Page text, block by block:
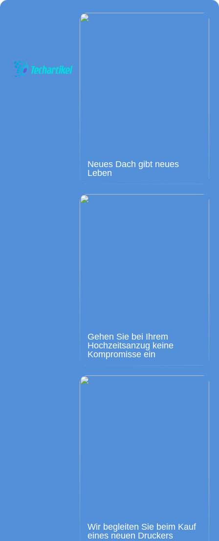
Neues Dach gibt neues
Leben
Gehen Sie bei Ihrem
Hochzeitsanzug keine
Kompromisse ein
Wir begleiten Sie beim Kauf
eines neuen Druckers